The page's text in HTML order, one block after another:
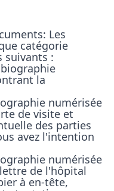
Les
catégorie
suivants :
la
numérisée
de visite et
des parties
avez l'intention
numérisée
de l'hôpital
à en-tête,